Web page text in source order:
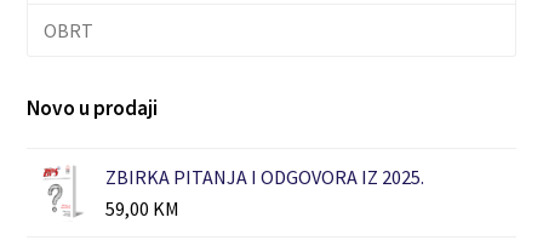
OBRT
Novo u prodaji
ZBIRKA PITANJA I ODGOVORA IZ 2025.
59,00 KM